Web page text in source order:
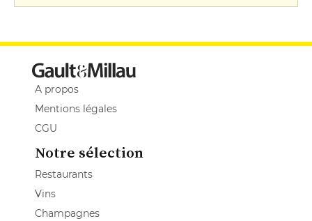
A propos
Mentions légales
CGU
Notre sélection
Restaurants
Vins
Champagnes